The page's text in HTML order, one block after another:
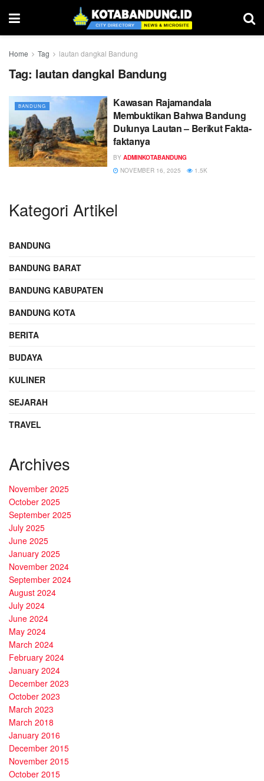
Home Tag lautan dangkal Bandung
Tag: lautan dangkal Bandung
BANDUNG
Kawasan Rajamandala
Membuktikan Bahwa Bandung
Dulunya Lautan – Berikut Fakta-
faktanya
BY ADMINKOTABANDUNG
NOVEMBER 16, 2025
1.5K
Kategori Artikel
BANDUNG
BANDUNG BARAT
BANDUNG KABUPATEN
BANDUNG KOTA
BERITA
BUDAYA
KULINER
SEJARAH
TRAVEL
Archives
November 2025
October 2025
September 2025
July 2025
June 2025
January 2025
November 2024
September 2024
August 2024
July 2024
June 2024
May 2024
March 2024
February 2024
January 2024
December 2023
October 2023
March 2023
March 2018
January 2016
December 2015
November 2015
October 2015